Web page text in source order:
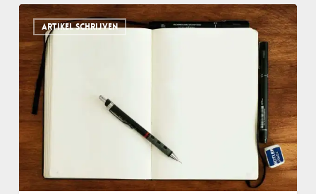
ARTIKEL SCHRIJVEN
In
medias
res
–
met
deze
schrijftechniek
schrijf
je
een
pakkend